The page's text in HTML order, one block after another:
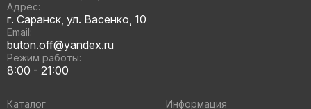
Адрес:
г. Саранск, ул. Васенко, 10
Email:
buton.off@yandex.ru
Режим работы:
8:00 - 21:00
Каталог Информация